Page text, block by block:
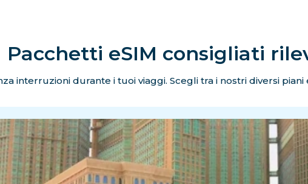
Pacchetti eSIM consigliati
interruzioni durante i tuoi viaggi. Scegli tra i nostri diversi